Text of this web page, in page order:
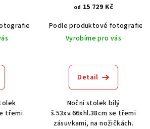
Akát vintage BT1551
Dub světlý
třemi
od 15 729 Kč
Podle produktové fotografie
Vyrobíme pro vás
Detail
Noční stolek bílý
š.53xv.66xhl.38cm se třemi
zásuvkami, na nožičkách.